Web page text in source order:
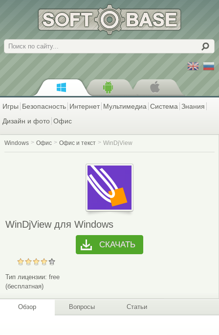
Поиск
Игры Безопасность Интернет Мультимедиа Система Знания
Дизайн и фото Офис
Windows Офис Офис и текст WinDjView
WinDjView для Windows
СКАЧАТЬ
Тип лицензии: free
(бесплатная)
Обзор Вопросы Статьи